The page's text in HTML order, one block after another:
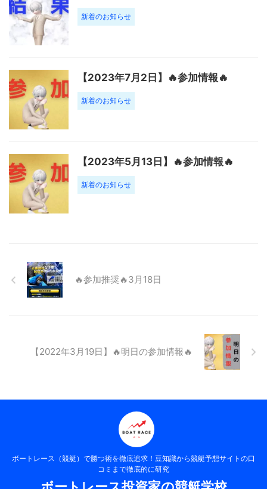
新着のお知らせ
【2023年7月2日】🔥参加情報🔥
新着のお知らせ
【2023年5月13日】🔥参加情報🔥
新着のお知らせ
🔥参加推奨🔥3月18日
【2022年3月19日】🔥明日の参加情報🔥
ボートレース（競艇）で勝つ術を徹底追求！豆知識から競艇予想サイトの口
コミまで徹底的に研究